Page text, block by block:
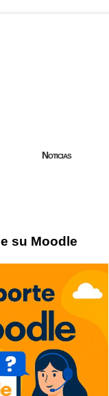
Noticias
su Moodle